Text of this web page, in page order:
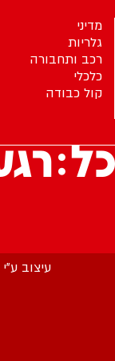
מדיני
גלריות
רכב ותחבורה
כלכלי
קול כבודה
עיצוב ע”י